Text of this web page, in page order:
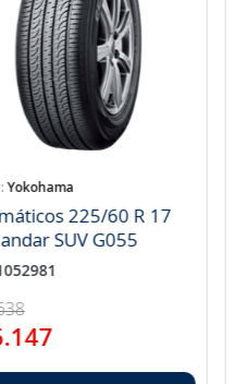
Yokohama
225/60 R 17
SUV G055
.147